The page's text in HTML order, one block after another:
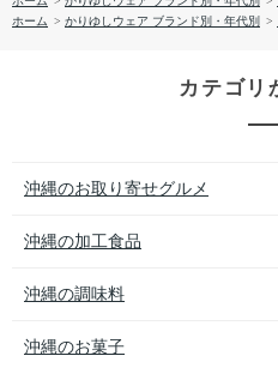
ホーム > かりゆしウェア ブランド別・年代別 >
カテゴリ
沖縄のお取り寄せグルメ
沖縄の加工食品
沖縄の調味料
沖縄のお菓子